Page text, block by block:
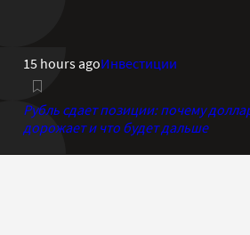
15 hours agoИнвестиции
Рубль сдает позиции: почему
дорожает и что будет дальше